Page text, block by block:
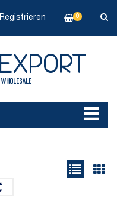
Registrieren 0